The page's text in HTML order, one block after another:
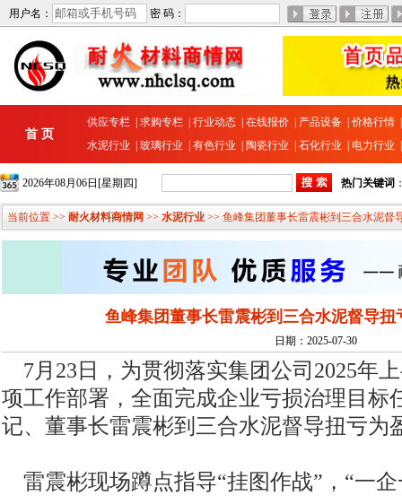
用户名： 密 码：
首 页
供应专栏 求购专栏 行业动态 在线报价 产品设备 价格行情
水泥行业
玻璃行业 有色行业 陶瓷行业 石化行业 电力行业
2026年08月06日[星期四] 热门关键词
当前位置 >> 耐火材料商情网 >> 水泥行业 >> 鱼峰集团董事长雷震彬到三合水泥督
鱼峰集团董事长雷震彬到三合水泥督导扭
日期：2025-07-30
7月23日，为贯彻落实集团公司2025年
项工作部署，全面完成企业亏损治理目标
记、董事长雷震彬到三合水泥督导扭亏为
雷震彬现场蹲点指导“挂图作战”，“一